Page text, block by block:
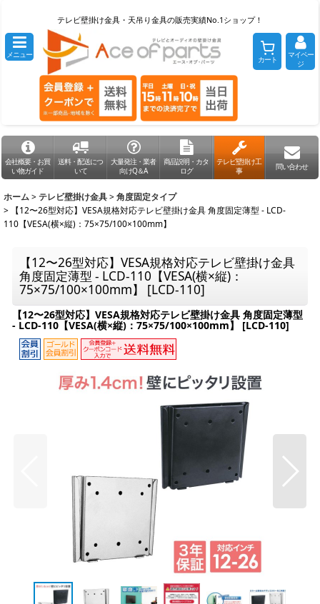
テレビ壁掛け金具・天吊り金具の販売実績No.1ショップ！
メニュー カート
マイペー
ジ
会社概要・お買
い物ガイド
送料・配送につ
いて
大量発注・業者
向けQ＆A
商品説明・カタ
ログ
テレビ壁掛け工
事
問い合わせ
ホーム >テレビ壁掛け金具>角度固定タイプ
>
【12〜26型対応】VESA規格対応テレビ壁掛け金具 角度固定薄型 - LCD-
110【VESA(横×縦)：75×75/100×100mm】
【12〜26型対応】VESA規格対応テレビ壁掛け金具
角度固定薄型 - LCD-110【VESA(横×縦)：
75×75/100×100mm】
[LCD-110]
【12〜26型対応】VESA規格対応テレビ壁掛け金具 角度固定薄型
- LCD-110【VESA(横×縦)：75×75/100×100mm】 [LCD-110]